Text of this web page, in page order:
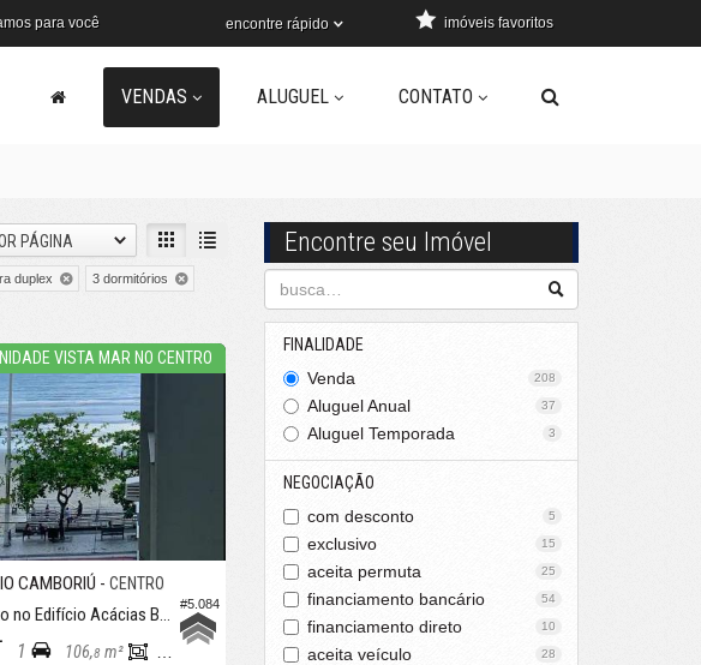
para você encontre rápido imóveis favoritos
VENDAS ALUGUEL CONTATO
Encontre seu Imóvel
FINALIDADE
Venda
208
Aluguel Anual 37
Aluguel Temporada 3
NEGOCIAÇÃO
com desconto
5
exclusivo 15
aceita permuta 25
financiamento bancário 54
financiamento direto 10
aceita veículo 28
PÁGINA
duplex
3 dormitórios
VISTA MAR NO CENTRO
#5.084
CAMBORIÚ -CENTRO
Apartamento no Edifício Acácias Bloco a
1 106,8 m² 90,